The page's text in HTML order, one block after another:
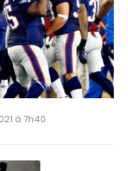
à 7h40